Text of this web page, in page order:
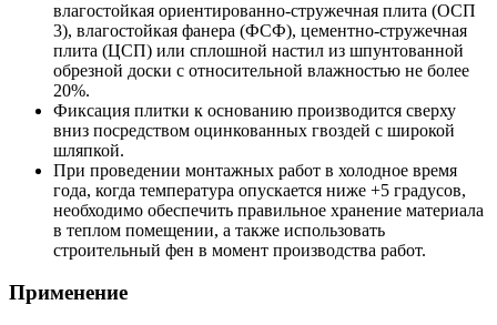
влагостойкая ориентированно-стружечная плита (ОСП
3), влагостойкая фанера (ФСФ), цементно-стружечная
плита (ЦСП) или сплошной настил из шпунтованной
обрезной доски с относительной влажностью не более
20%.
Фиксация плитки к основанию производится сверху
вниз посредством оцинкованных гвоздей с широкой
шляпкой.
При проведении монтажных работ в холодное время
года, когда температура опускается ниже +5 градусов,
необходимо обеспечить правильное хранение материала
в теплом помещении, а также использовать
строительный фен в момент производства работ.
Применение